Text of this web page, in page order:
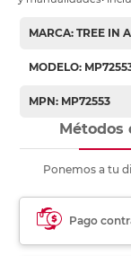
MARCA: TREE IN
MODELO:
MPN: MP72553
Métodos
Ponemos a tu
Pago